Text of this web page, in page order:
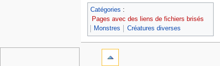
Catégories :
Pages avec des liens de fichiers brisés
Monstres
Créatures diverses